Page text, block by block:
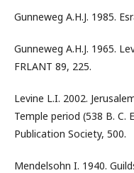
Gunneweg A.H.J. 1985.
Gunneweg A.H.J. 1965.
FRLANT 89, 225.
Levine L.I. 2002.
Temple period (538 B. C.
Publication Society, 500.
Mendelsohn I. 1940.